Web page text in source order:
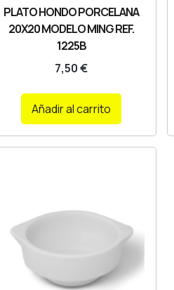
PLATO HONDO PORCELANA
20X20 MODELO MING REF.
1225B
7,50€
Añadir al carrito